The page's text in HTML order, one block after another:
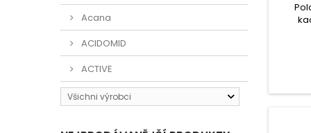
Acana
ACIDOMID
ACTIVE
Všichni výrobci